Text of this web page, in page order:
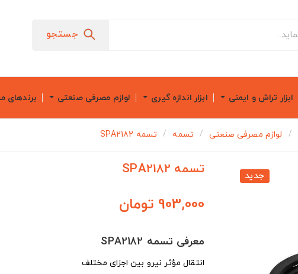
جستجو
ابزار تراش و ایمنی ابزار اندازه گیری لوازم مصرفی صنعتی برندهای
لوازم مصرفی صنعتی تسمه تسمه SPA2182
جدید تسمه SPA2182
903,000 تومان
معرفی تسمه SPA2182
انتقال مؤثر نیرو بین اجزای مختلف